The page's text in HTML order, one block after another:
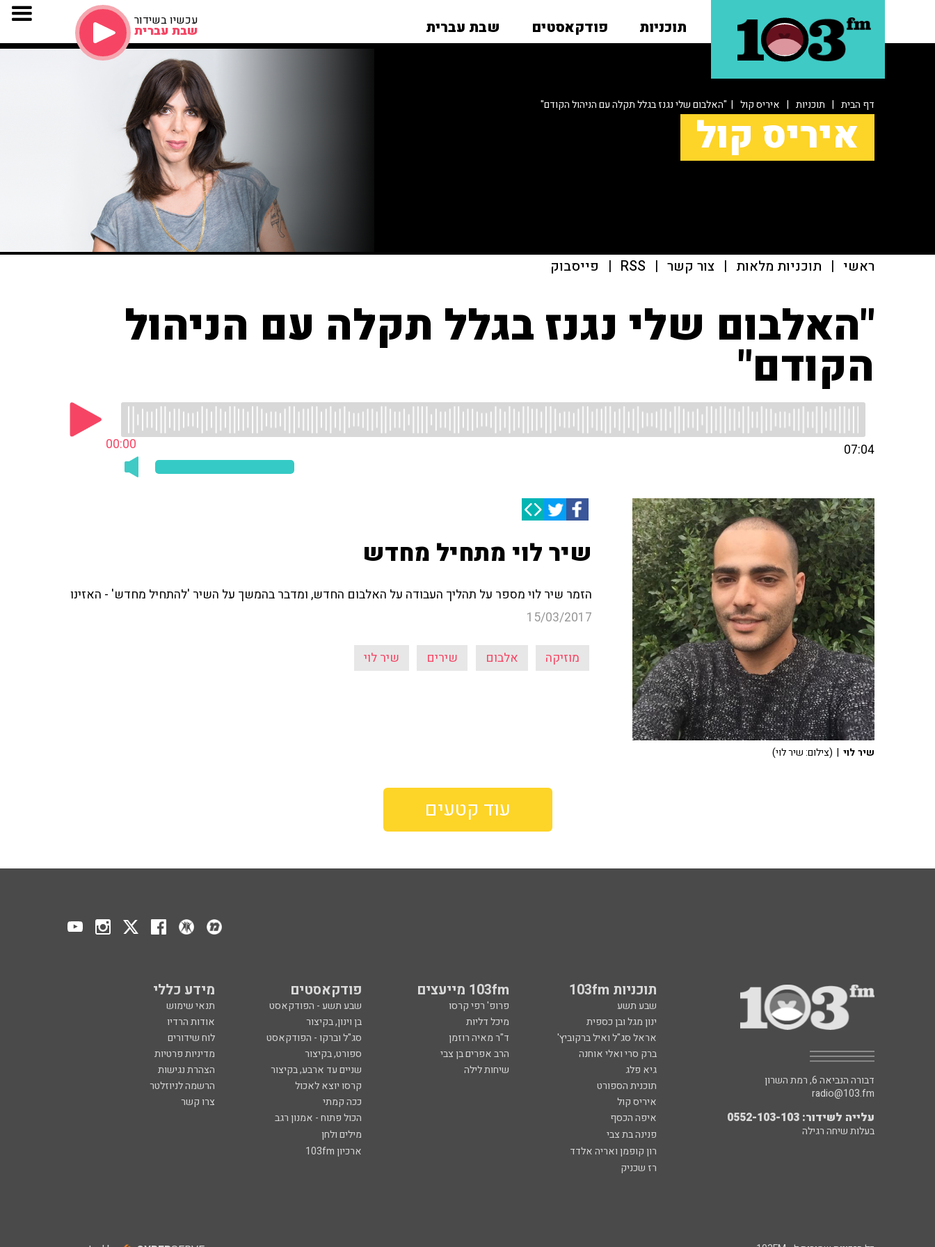
תוכניות פודקאסטים שבת עברית עכשיו בשידור
שבת עברית
דף הבית | תוכניות | איריס קול | "האלבום שלי נגנז בגלל תקלה עם הניהול הקודם"
איריס קול
ראשי | תוכניות מלאות | צור קשר |
RSS
| פייסבוק
"האלבום שלי נגנז בגלל תקלה עם הניהול
הקודם"
00:00 07:04
שיר לוי מתחיל מחדש
הזמר שיר לוי מספר על תהליך העבודה על האלבום החדש, ומדבר בהמשך על השיר 'להתחיל מחדש' - האזינו
15/03/2017
מוזיקה אלבום שירים שיר לוי
שיר לוי | (צילום: שיר לוי)
עוד קטעים
תוכניות 103fm 103fm מייעצים פודקאסטים מידע כללי
שבע תשע פרופ' רפי קרסו שבע תשע - הפודקאסט
תנאי שימוש
ינון מגל ובן כספית
מיכל דליות בן וינון, בקיצור
אודות הרדיו
אראל סג"ל ואיל ברקוביץ'
ד"ר מאיה רוזמן סג"ל וברקו - הפודקאסט
לוח שידורים
ברק סרי ואלי אוחנה
הרב אפרים בן צבי ספורט, בקיצור
מדיניות פרטיות
גיא פלג
שיחות לילה שניים עד ארבע, בקיצור
הצהרת נגישות
תוכנית הספורט
קרסו יוצא לאכול
הרשמה לניוזלטר
איריס קול
ככה קמתי
צרו קשר
איפה הכסף
הכול פתוח - אמנון רגב
פנינה בת צבי
מילים ולחן
רון קופמן ואריה אלדד
ארכיון 103fm
רז שכניק
דבורה הנביאה 6, רמת השרון
radio@103.fm
עלייה לשידור: 0552-103-103
בעלות שיחה רגילה